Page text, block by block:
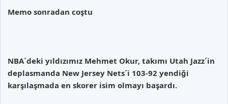
Memo sonradan coştu
NBA´deki yıldızımız Mehmet Okur, takımı Utah Jazz´in
deplasmanda New Jersey Nets´i 103-92 yendiği
karşılaşmada en skorer isim olmayı başardı.